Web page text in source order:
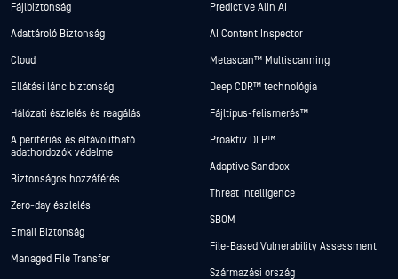
Fájlbiztonság
Adattároló Biztonság
Cloud
Ellátási lánc biztonság
Hálózati észlelés és reagálás
A perifériás és eltávolítható
adathordozók védelme
Biztonságos hozzáférés
Zero-day észlelés
Email Biztonság
Managed File Transfer
Predictive Alin AI
AI Content Inspector
Metascan™ Multiscanning
Deep CDR™ technológia
Fájltípus-felismerés™
Proaktív DLP™
Adaptive Sandbox
Threat Intelligence
SBOM
File-Based Vulnerability Assessment
Származási ország